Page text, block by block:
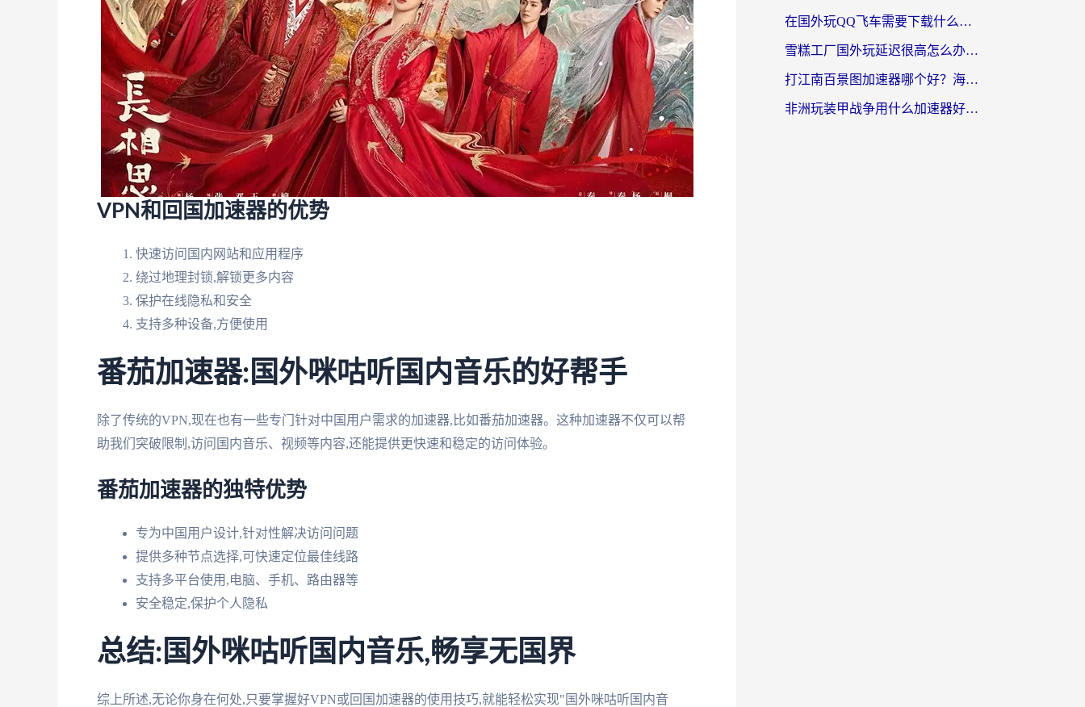
VPN和回国加速器的优势
快速访问国内网站和应用程序
绕过地理封锁,解锁更多内容
保护在线隐私和安全
支持多种设备,方便使用
番茄加速器:国外咪咕听国内音乐的好帮手
除了传统的VPN,现在也有一些专门针对中国用户需求的加速器,比如番茄加速器。这种加速器不仅可以帮
助我们突破限制,访问国内音乐、视频等内容,还能提供更快速和稳定的访问体验。
番茄加速器的独特优势
专为中国用户设计,针对性解决访问问题
提供多种节点选择,可快速定位最佳线路
支持多平台使用,电脑、手机、路由器等
安全稳定,保护个人隐私
总结:国外咪咕听国内音乐,畅享无国界
综上所述,无论你身在何处,只要掌握好VPN或回国加速器的使用技巧,就能轻松实现"国外咪咕听国内音
在国外玩QQ飞车需要下载什么加速器呢？海外党亲测有效的国服游戏加速指南
雪糕工厂国外玩延迟很高怎么办？海外玩家国服游戏加速终极攻略（附实测推荐）
打江南百景图加速器哪个好？海外党踩坑N次后，终于找到不卡的秘诀
非洲玩装甲战争用什么加速器好？海外党亲测有效的国服游戏加速方案